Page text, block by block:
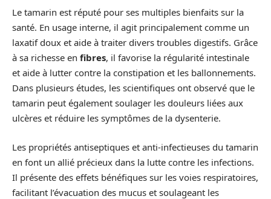
Le tamarin est réputé pour ses multiples bienfaits sur la
santé. En usage interne, il agit principalement comme un
laxatif doux et aide à traiter divers troubles digestifs. Grâce
à sa richesse en fibres, il favorise la régularité intestinale
et aide à lutter contre la constipation et les ballonnements.
Dans plusieurs études, les scientifiques ont observé que le
tamarin peut également soulager les douleurs liées aux
ulcères et réduire les symptômes de la dysenterie.
Les propriétés antiseptiques et anti-infectieuses du tamarin
en font un allié précieux dans la lutte contre les infections.
Il présente des effets bénéfiques sur les voies respiratoires,
facilitant l’évacuation des mucus et soulageant les